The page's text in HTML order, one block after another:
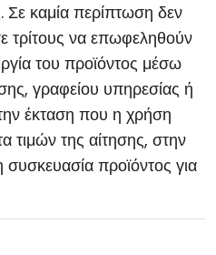
Σε καμία περίπτωση δεν
τρίτους να επωφεληθούν
του προϊόντος μέσω
γραφείου υπηρεσίας ή
έκταση που η χρήση
τιμών της αίτησης, στην
προϊόντος για